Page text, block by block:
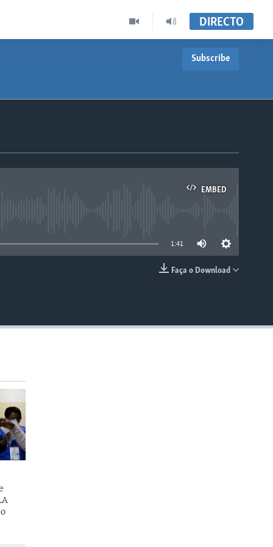
DIRECTO
Subscribe
EMBED
1:41
Faça o Download